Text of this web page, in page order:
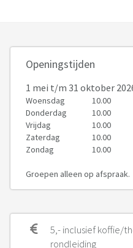
Openingstijden
1 mei t/m 31 oktober
Woensdag 10.00
Donderdag
10.00
Vrijdag
10.00
Zaterdag
10.00
Zondag
10.00
Groepen alleen op afspraak.
5,- inclusief koffie/
rondleiding